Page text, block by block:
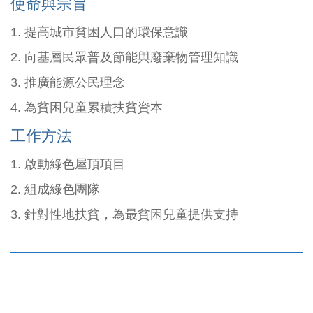
使命與宗旨
1. 提高城市貧困人口的環保意識
2. 向基層民眾普及節能與廢棄物管理知識
3. 推廣能源公民理念
4. 為貧困兒童累積扶貧資本
工作方法
1. 啟動綠色屋頂項目
2. 組成綠色團隊
3. 針對性地扶貧，為最貧困兒童提供支持